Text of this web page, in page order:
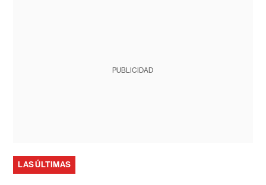
PUBLICIDAD
LAS ÚLTIMAS